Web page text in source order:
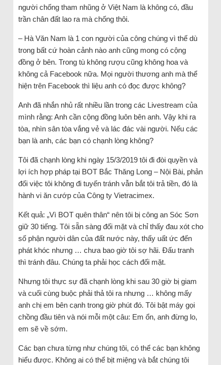
người chống tham nhũng ở Việt Nam là không có, đầu
trần chân đất lao ra mà chống thôi.
– Hà Văn Nam là 1 con người của công chúng vì thế dù
trong bất cứ hoàn cảnh nào anh cũng mong có cộng
đồng ở bên. Trong tù không rượu cũng không hoa và
không cả Facebook nữa. Mọi người thương anh mà thể
hiện trên Facebook thì liệu anh có đọc được không?
Anh đã nhắn nhủ rất nhiều lần trong các Livestream của
mình rằng: Anh cần cộng đồng luôn bên anh. Vậy khi ra
tòa, nhìn sân tòa vắng vẻ và lác đác vài người. Nếu các
bạn là anh, các bạn có chạnh lòng không?
Tôi đã chạnh lòng khi ngày 15/3/2019 tôi đi đòi quyền và
lợi ích hợp pháp tại BOT Bắc Thăng Long – Nội Bài, phản
đối việc tôi không đi tuyến tránh vẫn bắt tôi trả tiền, đó là
hành vi ăn cướp của Công ty Vietracimex.
Kết quả: „Vì BOT quên thân“ nên tôi bị công an Sóc Sơn
giữ 30 tiếng. Tôi sẵn sàng đối mặt và chỉ thấy đau xót cho
số phận người dân của đất nước này, thấy uất ức đến
phát khóc nhưng … chưa bao giờ tôi sợ hãi. Đấu tranh
thì tránh đâu. Chúng ta phải học cách đối mặt.
Nhưng tôi thực sự đã chạnh lòng khi sau 30 giờ bị giam
và cuối cùng buộc phải thả tôi ra nhưng … không mấy
anh chị em bên cạnh trong giờ phút đó. Tôi bật máy gọi
chồng đầu tiên và nói mỗi một câu: Em ổn, anh đừng lo,
em sẽ về sớm.
Các bạn chưa từng như chúng tôi, có thể các bạn không
hiểu được. Không ai có thể bịt miệng và bắt chúng tôi